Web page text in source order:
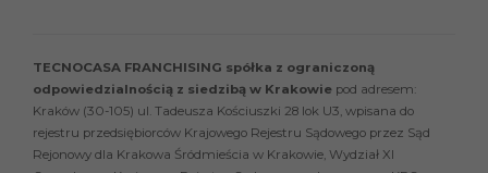
TECNOCASA FRANCHISING spółka z ograniczoną
odpowiedzialnością z siedzibą w Krakowie pod adresem:
Kraków (30-105) ul. Tadeusza Kościuszki 28 lok U3, wpisana do
rejestru przedsiębiorców Krajowego Rejestru Sądowego przez Sąd
Rejonowy dla Krakowa Śródmieścia w Krakowie, Wydział XI